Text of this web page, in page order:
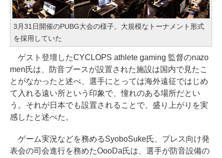
3月31日開催のPUBG大会の様子。大規模なトーナメント形式
を採用していた
ゲスト登壇したCYCLOPS athlete gaming 監督のnazo
men氏は、防音ブースが設置された施設は国内で見たこ
とがなかったと述べ、選手にとっては海外遠征ではじめ
て入れる遠い所という印象で、憧れのある場所だとい
う。それが日本でも設置されることで、盛り上がりを実
感したと述べた。
ゲーム実況などを務めるSyoboSuke氏、プレス向け発
表会の司会進行を務めたOooDa氏は、選手が防音設備の